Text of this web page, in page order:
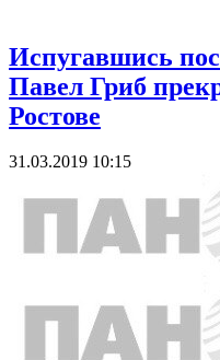
Испугавшись
Павел Гриб
Ростове
31.03.2019 10:15